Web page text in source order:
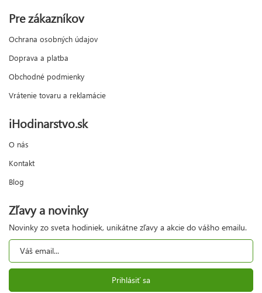
Pre zákazníkov
Ochrana osobných údajov
Doprava a platba
Obchodné podmienky
Vrátenie tovaru a reklamácie
iHodinarstvo.sk
O nás
Kontakt
Blog
Zľavy a novinky
Novinky zo sveta hodiniek, unikátne zľavy a akcie do vášho emailu.
Prihlásiť sa